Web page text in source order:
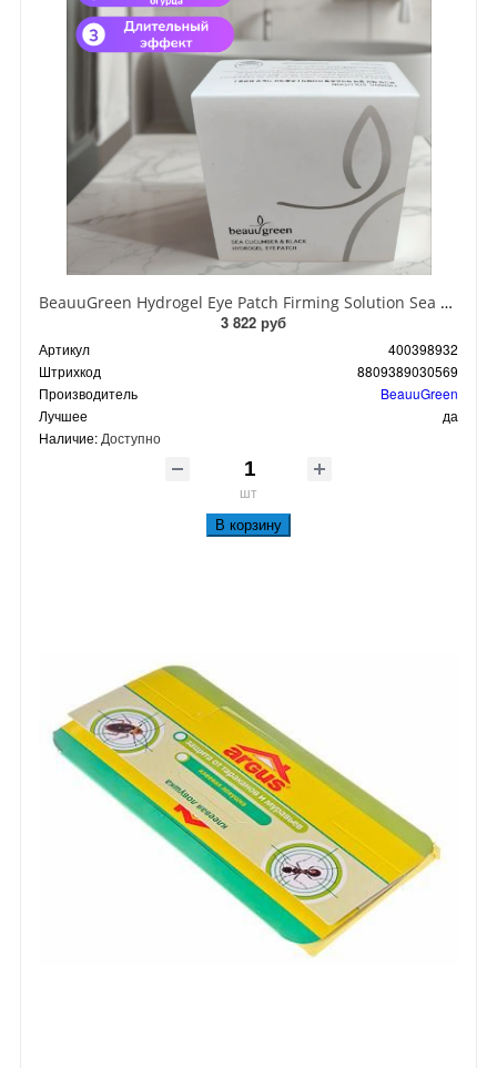
BeauuGreen Hydrogel Eye Patch Firming Solution Sea Cocumber & Black Гидрогелевые патчи для кожи вокруг глаз с экстрактом черного морского огурца 60 шт 90 гр
3 822 руб
Артикул
400398932
Штрихкод
8809389030569
Производитель
BeauuGreen
Лучшее
да
Наличие: Доступно
шт
В корзину